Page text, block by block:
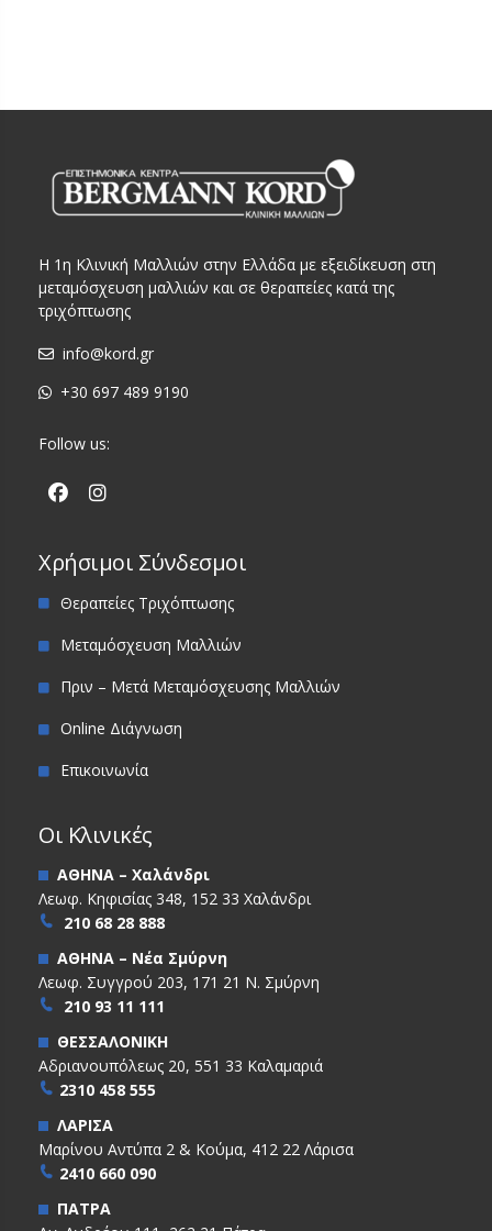
Η 1η Κλινική Μαλλιών στην Ελλάδα με εξειδίκευση στη
μεταμόσχευση μαλλιών και σε θεραπείες κατά της
τριχόπτωσης
info@kord.gr
+30 697 489 9190
Follow us:
Χρήσιμοι Σύνδεσμοι
Θεραπείες Τριχόπτωσης
Μεταμόσχευση Μαλλιών
Πριν – Μετά Μεταμόσχευσης Μαλλιών
Online Διάγνωση
Επικοινωνία
Οι Κλινικές
ΑΘΗΝΑ – Χαλάνδρι
Λεωφ. Κηφισίας 348, 152 33 Χαλάνδρι
210 68 28 888
ΑΘΗΝΑ – Νέα Σμύρνη
Λεωφ. Συγγρού 203, 171 21 Ν. Σμύρνη
210 93 11 111
ΘΕΣΣΑΛΟΝΙΚΗ
Αδριανουπόλεως 20, 551 33 Καλαμαριά
2310 458 555
ΛΑΡΙΣΑ
Μαρίνου Αντύπα 2 & Κούμα, 412 22 Λάρισα
2410 660 090
ΠΑΤΡΑ